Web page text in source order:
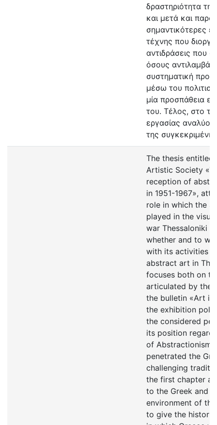
δραστηριότητα
και μετά και
σημαντικότερες
τέχνης που
αντιδράσεις που
όσους
συστηματική
μέσω του
μία προσπάθεια
του. Τέλος, στο
εργασίας
της
The thesis entitled
Artistic Society
reception of
in 1951-1967»,
role in which the
played in the
war Thessaloniki
whether and to
with its activities
abstract art in
focuses both on
articulated by the
the bulletin «Αrt in
the exhibition
the considered
its position
of Abstractionism
penetrated the
challenging
the first chapter a
to the Greek and
environment of
to give the